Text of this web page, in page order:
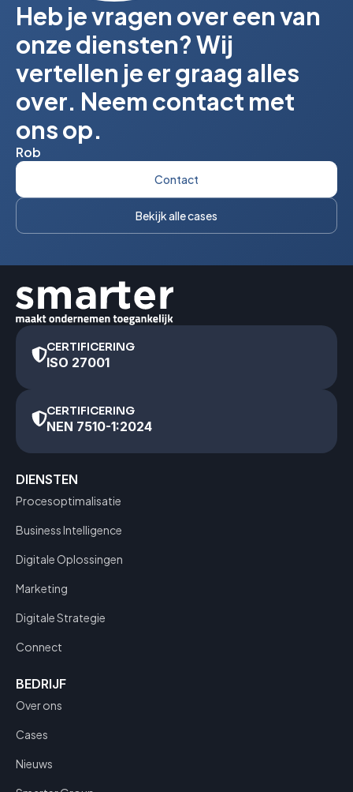
Heb je vragen over een van
onze diensten? Wij
vertellen je er graag alles
over. Neem contact met
ons op.
Rob
Contact
Bekijk alle cases
CERTIFICERING
ISO 27001
CERTIFICERING
NEN 7510-1:2024
DIENSTEN
Procesoptimalisatie
Business Intelligence
Digitale Oplossingen
Marketing
Digitale Strategie
Connect
BEDRIJF
Over ons
Cases
Nieuws